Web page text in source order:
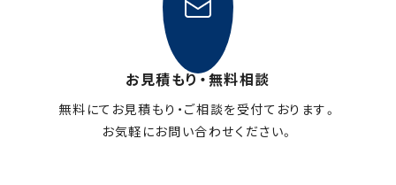
お見積もり・無料相談
無料にてお見積もり・ご相談を受付ております。
お気軽にお問い合わせください。